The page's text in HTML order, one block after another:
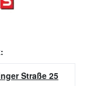
:
Straße 25